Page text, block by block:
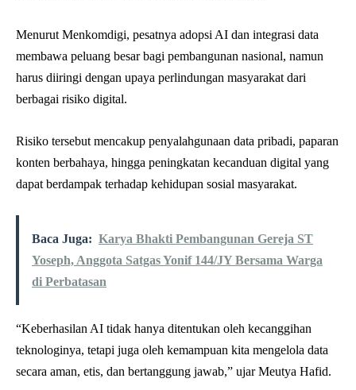
Menurut Menkomdigi, pesatnya adopsi AI dan integrasi data
membawa peluang besar bagi pembangunan nasional, namun
harus diiringi dengan upaya perlindungan masyarakat dari
berbagai risiko digital.
Risiko tersebut mencakup penyalahgunaan data pribadi, paparan
konten berbahaya, hingga peningkatan kecanduan digital yang
dapat berdampak terhadap kehidupan sosial masyarakat.
Baca Juga: Karya Bhakti Pembangunan Gereja ST
Yoseph, Anggota Satgas Yonif 144/JY Bersama Warga
di Perbatasan
“Keberhasilan AI tidak hanya ditentukan oleh kecanggihan
teknologinya, tetapi juga oleh kemampuan kita mengelola data
secara aman, etis, dan bertanggung jawab,” ujar Meutya Hafid.